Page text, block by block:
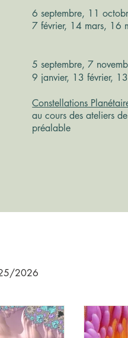
6 septembre, 11
7 février, 14 mars, 16
5 septembre, 7
9 janvier, 13 février,
Constellations
au cours des ateliers
préalable
2026